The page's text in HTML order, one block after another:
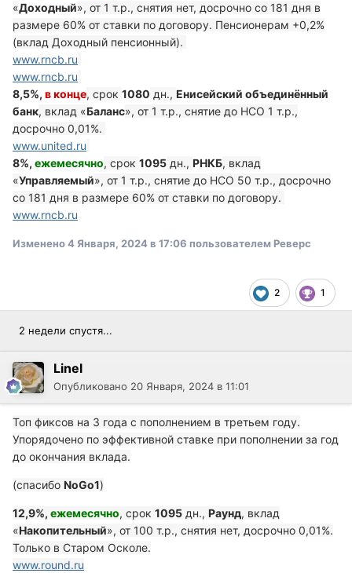
«Доходный», от 1 т.р., снятия нет, досрочно со 181 дня в
размере 60% от ставки по договору. Пенсионерам +0,2%
(вклад Доходный пенсионный).
www.rncb.ru
www.rncb.ru
8,5%, в конце, срок 1080 дн., Енисейский объединённый
банк, вклад «Баланс», от 1 т.р., снятие до НСО 1 т.р.,
досрочно 0,01%.
www.united.ru
8%, ежемесячно, срок 1095 дн., РНКБ, вклад
«Управляемый», от 1 т.р., снятие до НСО 50 т.р., досрочно
со 181 дня в размере 60% от ставки по договору.
www.rncb.ru
Изменено4 Января, 2024 в 17:06 пользователем Реверс
2 1
2 недели спустя...
Linel
Опубликовано 20 Января, 2024 в 11:01
Топ фиксов на 3 года с пополнением в третьем году.
Упорядочено по эффективной ставке при пополнении за год
до окончания вклада.
(спасибо NoGo1)
12,9%, ежемесячно, срок 1095 дн., Раунд, вклад
«Накопительный», от 100 т.р., снятия нет, досрочно 0,01%.
Только в Старом Осколе.
www.round.ru